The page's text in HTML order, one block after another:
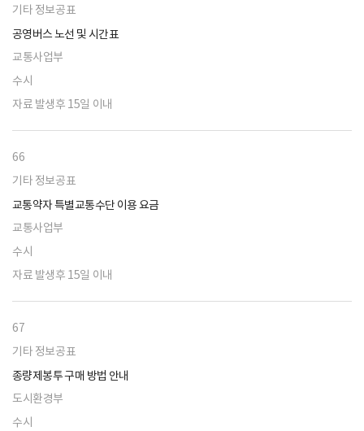
기타 정보공표
공영버스 노선 및 시간표
교통사업부
수시
자료 발생후 15일 이내
66
기타 정보공표
교통약자 특별교통수단 이용 요금
교통사업부
수시
자료 발생후 15일 이내
67
기타 정보공표
종량제봉투 구매 방법 안내
도시환경부
수시